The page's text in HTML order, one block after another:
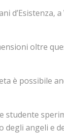
d’Esistenza,
oltre
è possibile
studente
angeli e